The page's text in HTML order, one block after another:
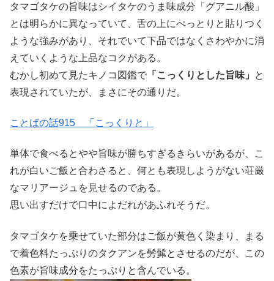
タマゴタケの旨味はシイタケのうま味成分「グアニル酸」
とは明らかに異なっていて、舌の上にぺっとりと貼りつく
ような強みがあり、それでいて下品ではなくさわやかに消
えていくような上品なコクがある。
むかし初めて見たキノコ図鑑で 「こっくりとした旨味」
と
表現されていたが、まさにその通りだ。
ことばの話915 「こっくりと」
単体で食べるとやや旨味が勝ちすぎるきらいがあるが、こ
れが白いご飯と合わさると、何とも表現しようがない荘厳
なマリアージュを見せるのである。
思い出すだけで口中によだれがあふれそうだ。
タマゴタケを乗せていた部分はご飯が黄色く染まり、まる
で着色料たっぷりのタクアンを髣髴とさせるのだが、この
色素が旨味成分をたっぷりと含んでいる。